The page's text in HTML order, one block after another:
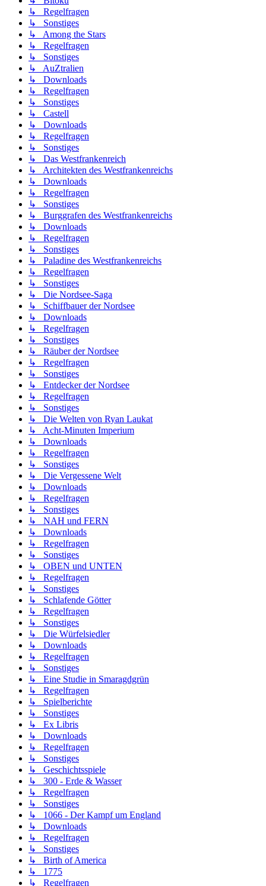
↳ Regelfragen
↳ Sonstiges
↳ Among the Stars
↳ Regelfragen
↳ Sonstiges
↳ AuZtralien
↳ Downloads
↳ Regelfragen
↳ Sonstiges
↳ Castell
↳ Downloads
↳ Regelfragen
↳ Sonstiges
↳ Das Westfrankenreich
↳ Architekten des Westfrankenreichs
↳ Downloads
↳ Regelfragen
↳ Sonstiges
↳ Burggrafen des Westfrankenreichs
↳ Downloads
↳ Regelfragen
↳ Sonstiges
↳ Paladine des Westfrankenreichs
↳ Regelfragen
↳ Sonstiges
↳ Die Nordsee-Saga
↳ Schiffbauer der Nordsee
↳ Downloads
↳ Regelfragen
↳ Sonstiges
↳ Räuber der Nordsee
↳ Regelfragen
↳ Sonstiges
↳ Entdecker der Nordsee
↳ Regelfragen
↳ Sonstiges
↳ Die Welten von Ryan Laukat
↳ Acht-Minuten Imperium
↳ Downloads
↳ Regelfragen
↳ Sonstiges
↳ Die Vergessene Welt
↳ Downloads
↳ Regelfragen
↳ Sonstiges
↳ NAH und FERN
↳ Downloads
↳ Regelfragen
↳ Sonstiges
↳ OBEN und UNTEN
↳ Regelfragen
↳ Sonstiges
↳ Schlafende Götter
↳ Regelfragen
↳ Sonstiges
↳ Die Würfelsiedler
↳ Downloads
↳ Regelfragen
↳ Sonstiges
↳ Eine Studie in Smaragdgrün
↳ Regelfragen
↳ Spielberichte
↳ Sonstiges
↳ Ex Libris
↳ Downloads
↳ Regelfragen
↳ Sonstiges
↳ Geschichtsspiele
↳ 300 - Erde & Wasser
↳ Regelfragen
↳ Sonstiges
↳ 1066 - Der Kampf um England
↳ Downloads
↳ Regelfragen
↳ Sonstiges
↳ Birth of America
↳ 1775
↳ Regelfragen